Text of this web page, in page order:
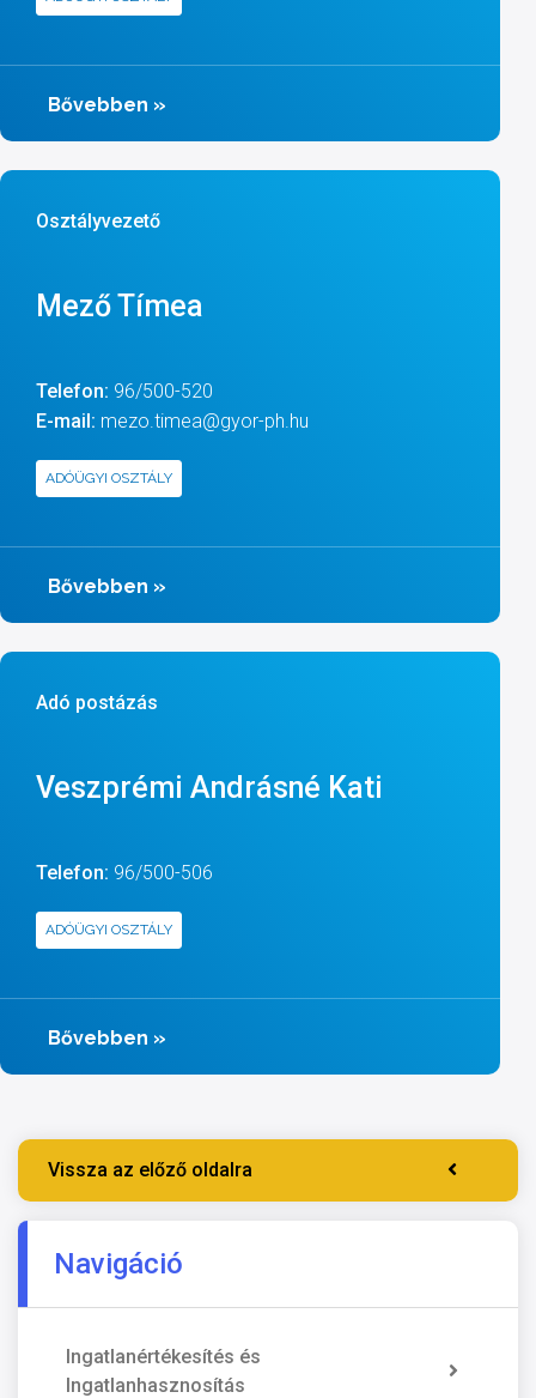
Bővebben »
Osztályvezető
Mező Tímea
Telefon: 96/500-520
E-mail: mezo.timea@gyor-ph.hu
ADÓÜGYI OSZTÁLY
Bővebben »
Adó postázás
Veszprémi Andrásné Kati
Telefon: 96/500-506
ADÓÜGYI OSZTÁLY
Bővebben »
Vissza az előző oldalra
Navigáció
Ingatlanértékesítés és
Ingatlanhasznosítás